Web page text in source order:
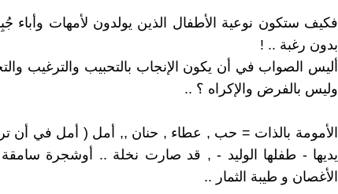
فكيف ستكون نوعية الأطفال الذين يولدون لأمهات وأباء
بدون رغبة .. !
أليس الصواب في أن يكون الإنجاب بالتحبيب والترغيب
وليس بالفرض والإكراه ؟ ..
الأمومة بالذات = حب , عطاء , حنان ,, أمل ( أمل في أن تري
يديها - طفلها الوليد - , قد صارت نخلة .. أوشجرة
الأغصان و طيبة الثمار ..